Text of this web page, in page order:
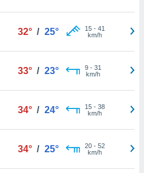
32° / 25° 15- 41
km/h
33° / 23° 9- 31
km/h
34° / 24° 15- 38
km/h
34° / 25° 20- 52
km/h